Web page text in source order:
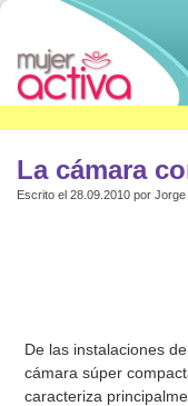
La cámara
Escrito el 28.09.2010 por Jorge
De las instalaciones
cámara súper
caracteriza